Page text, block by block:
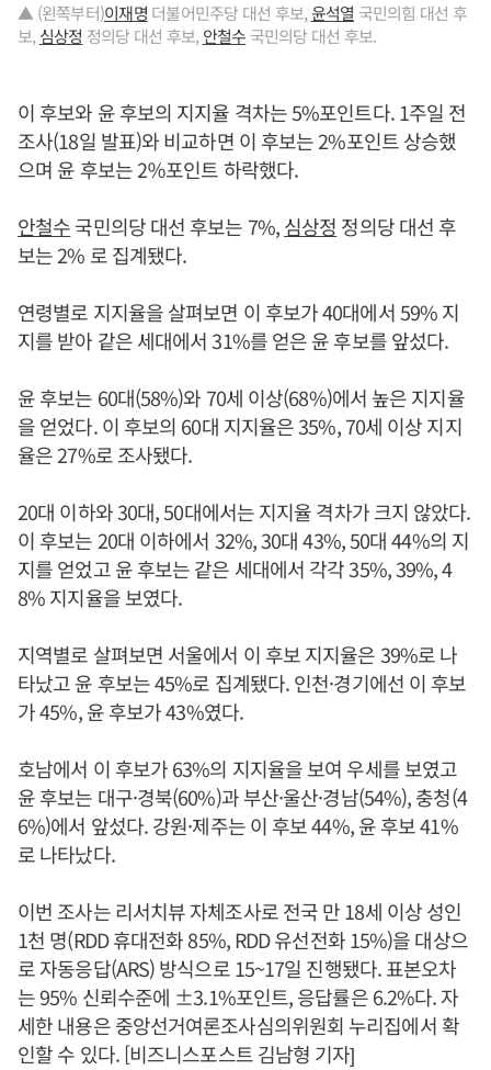
▲ (왼쪽부터)이재명 더불어민주당 대선 후보,윤석열 국민의힘 대선 후
보,심상정 정의당 대선 후보,안철수 국민의당 대선 후보.
이 후보와 윤 후보의 지지율 격차는 5%포인트다. 1주일 전
조사(18일 발표)와 비교하면 이 후보는 2%포인트 상승했
으며 윤 후보는 2％포인트 하락했다.
안철수국민의당 대선 후보는 7%,심상정 정의당 대선 후
보는 2% 로 집계됐다.
연령별로 지지율을 살펴보면 이 후보가 40대에서 59% 지
지를 받아 같은 세대에서 31%를 얻은 윤 후보를 앞섰다.
윤 후보는 60대(58%)와 70세 이상(68%)에서 높은 지지율
을 얻었다. 이 후보의 60대 지지율은 35%, 70세 이상 지지
율은 27%로 조사됐다.
20대 이하와 30대, 50대에서는 지지율 격차가 크지 않았다.
이 후보는 20대 이하에서 32%, 30대 43%, 50대 44%의 지
지를 얻었고 윤 후보는 같은 세대에서 각각 35%, 39%, 4
8% 지지율을 보였다.
지역별로 살펴보면 서울에서 이 후보 지지율은 39%로 나
타났고 윤 후보는 45%로 집계됐다. 인천·경기에선 이 후보
가 45%, 윤 후보가 43%였다.
호남에서 이 후보가 63%의 지지율을 보여 우세를 보였고
윤 후보는 대구·경북(60%)과 부산·울산·경남(54%), 충청(4
6%)에서 앞섰다. 강원·제주는 이 후보 44%, 윤 후보 41%
로 나타났다.
이번 조사는 리서치뷰 자체조사로 전국 만 18세 이상 성인
1천 명(RDD 휴대전화 85%, RDD 유선전화 15%)을 대상으
로 자동응답(ARS) 방식으로 15~17일 진행됐다. 표본오차
는 95% 신뢰수준에 ±3.1%포인트, 응답률은 6.2%다. 자
세한 내용은 중앙선거여론조사심의위원회 누리집에서 확
인할 수 있다. [비즈니스포스트 김남형 기자]